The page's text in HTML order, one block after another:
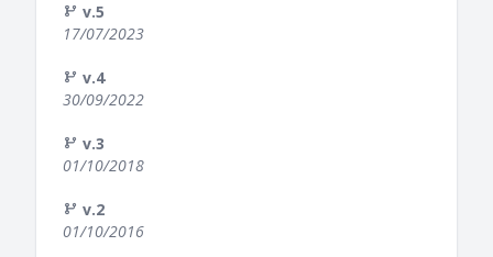
v.5
17/07/2023
v.4
30/09/2022
v.3
01/10/2018
v.2
01/10/2016